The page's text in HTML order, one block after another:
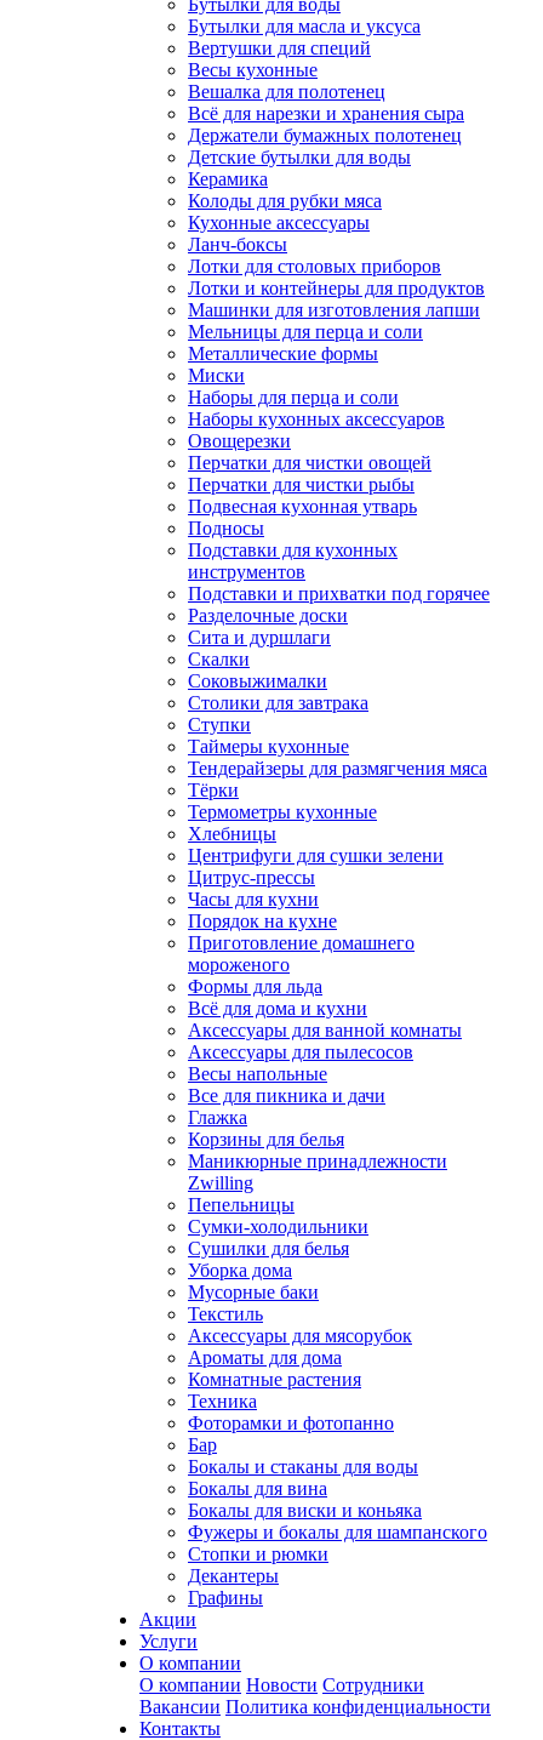
Бутылки для воды
Бутылки для масла и уксуса
Вертушки для специй
Весы кухонные
Вешалка для полотенец
Всё для нарезки и хранения сыра
Держатели бумажных полотенец
Детские бутылки для воды
Керамика
Колоды для рубки мяса
Кухонные аксессуары
Ланч-боксы
Лотки для столовых приборов
Лотки и контейнеры для продуктов
Машинки для изготовления лапши
Мельницы для перца и соли
Металлические формы
Миски
Наборы для перца и соли
Наборы кухонных аксессуаров
Овощерезки
Перчатки для чистки овощей
Перчатки для чистки рыбы
Подвесная кухонная утварь
Подносы
Подставки для кухонных
инструментов
Подставки и прихватки под горячее
Разделочные доски
Сита и дуршлаги
Скалки
Соковыжималки
Столики для завтрака
Ступки
Таймеры кухонные
Тендерайзеры для размягчения мяса
Тёрки
Термометры кухонные
Хлебницы
Центрифуги для сушки зелени
Цитрус-прессы
Часы для кухни
Порядок на кухне
Приготовление домашнего
мороженого
Формы для льда
Всё для дома и кухни
Аксессуары для ванной комнаты
Аксессуары для пылесосов
Весы напольные
Все для пикника и дачи
Глажка
Корзины для белья
Маникюрные принадлежности
Zwilling
Пепельницы
Сумки-холодильники
Сушилки для белья
Уборка дома
Мусорные баки
Текстиль
Аксессуары для мясорубок
Ароматы для дома
Комнатные растения
Техника
Фоторамки и фотопанно
Бар
Бокалы и стаканы для воды
Бокалы для вина
Бокалы для виски и коньяка
Фужеры и бокалы для шампанского
Стопки и рюмки
Декантеры
Графины
Акции
Услуги
О компании
О компании Новости Сотрудники
Вакансии Политика конфиденциальности
Контакты